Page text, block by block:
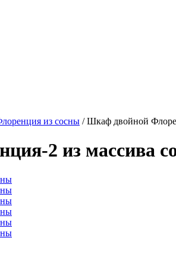
из сосны / Шкаф двойной
2 из массива